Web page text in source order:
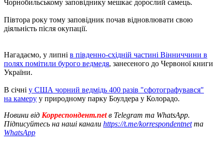
Чорнобильському заповіднику мешкає дорослий самець.
Півтора року тому заповідник почав відновлювати свою
діяльність після окупації.
Нагадаємо, у липні в південно-східній частині Вінниччини в
полях помітили бурого ведмедя, занесеного до Червоної книги
України.
В січні у США чорний ведмідь 400 разів "сфотографувався"
на камеру у природному парку Боулдера у Колорадо.
Новини від Корреспондент.netв Telegram та WhatsApp.
Підписуйтесь на наші канали https://t.me/korrespondentnetта
WhatsApp